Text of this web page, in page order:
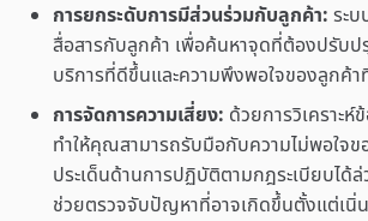
การยกระดับการมีส่วนร่วมกับลูกค้า: ระ
สื่อสารกับลูกค้า เพื่อค้นหาจุดที่ต้องปรับป
บริการที่ดีขึ้นและความพึงพอใจของลูกค้า
การจัดการความเสี่ยง: ด้วยการวิเคราะ
ทำให้คุณสามารถรับมือกับความไม่พอใจข
ประเด็นด้านการปฏิบัติตามกฎระเบียบได้ล่
ช่วยตรวจจับปัญหาที่อาจเกิดขึ้นตั้งแต่เนิ่